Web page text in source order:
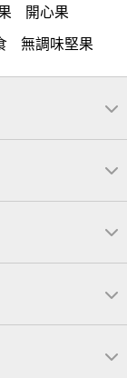
開心果
無調味堅果
果 全聯 素食
小魚 薯條
歲牌 南瓜籽
杏仁
禮盒